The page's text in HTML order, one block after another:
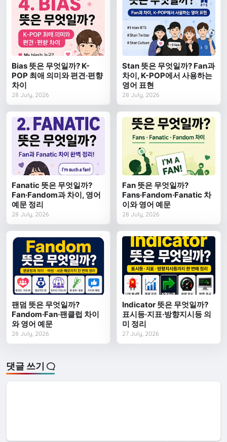
Bias 뜻은 무엇일까? K-
POP 최애 의미와 편견·편향
차이
28 July, 2026
Stan 뜻은 무엇일까? Fan과
차이, K-POP에서 사용하는
영어 표현
28 July, 2026
Fanatic 뜻은 무엇일까?
Fan·Fandom과 차이, 영어
예문 정리
28 July, 2026
Fan 뜻은 무엇일까?
Fans·Fandom·Fanatic 차
이와 영어 예문
28 July, 2026
팬덤 뜻은 무엇일까?
Fandom·Fan·팬클럽 차이
와 영어 예문
28 July, 2026
Indicator 뜻은 무엇일까?
표시등·지표·방향지시등 의
미 정리
27 July, 2026
댓글 쓰기